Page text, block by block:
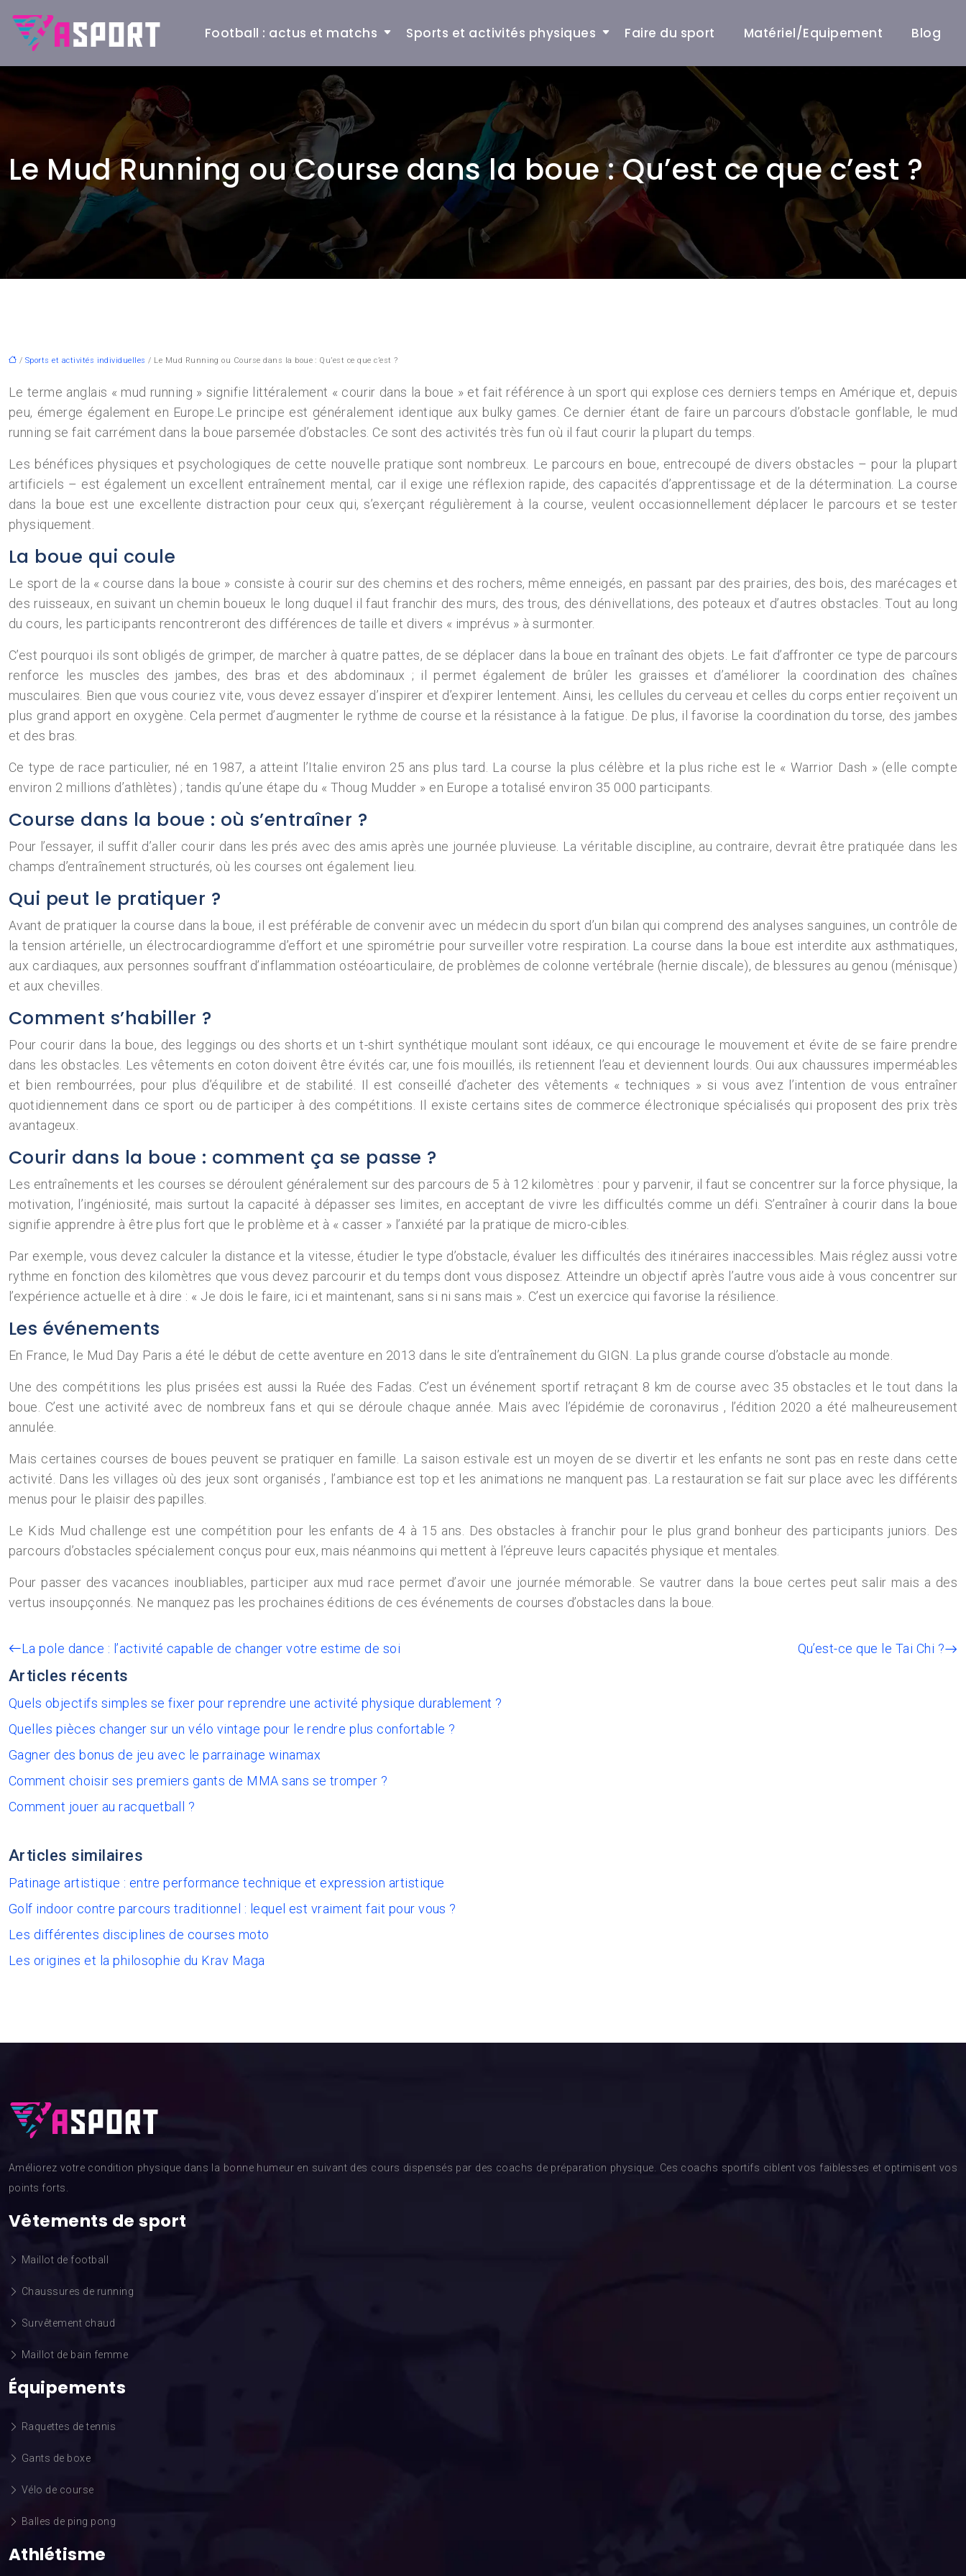
Football : actus et matchs Sports et activités physiques Faire du sport Matériel/Equipement Blog
Le Mud Running ou Course dans la boue : Qu’est ce que c’est ?
/ Sports et activités individuelles / Le Mud Running ou Course dans la boue : Qu’est ce que c’est ?
Le terme anglais « mud running » signifie littéralement « courir dans la boue » et fait référence à un sport qui explose ces derniers temps en Amérique et, depuis
peu, émerge également en Europe.Le principe est généralement identique aux bulky games. Ce dernier étant de faire un parcours d’obstacle gonflable, le mud
running se fait carrément dans la boue parsemée d’obstacles. Ce sont des activités très fun où il faut courir la plupart du temps.
Les bénéfices physiques et psychologiques de cette nouvelle pratique sont nombreux. Le parcours en boue, entrecoupé de divers obstacles – pour la plupart
artificiels – est également un excellent entraînement mental, car il exige une réflexion rapide, des capacités d’apprentissage et de la détermination. La course
dans la boue est une excellente distraction pour ceux qui, s’exerçant régulièrement à la course, veulent occasionnellement déplacer le parcours et se tester
physiquement.
La boue qui coule
Le sport de la « course dans la boue » consiste à courir sur des chemins et des rochers, même enneigés, en passant par des prairies, des bois, des marécages et
des ruisseaux, en suivant un chemin boueux le long duquel il faut franchir des murs, des trous, des dénivellations, des poteaux et d’autres obstacles. Tout au long
du cours, les participants rencontreront des différences de taille et divers « imprévus » à surmonter.
C’est pourquoi ils sont obligés de grimper, de marcher à quatre pattes, de se déplacer dans la boue en traînant des objets. Le fait d’affronter ce type de parcours
renforce les muscles des jambes, des bras et des abdominaux ; il permet également de brûler les graisses et d’améliorer la coordination des chaînes
musculaires. Bien que vous couriez vite, vous devez essayer d’inspirer et d’expirer lentement. Ainsi, les cellules du cerveau et celles du corps entier reçoivent un
plus grand apport en oxygène. Cela permet d’augmenter le rythme de course et la résistance à la fatigue. De plus, il favorise la coordination du torse, des jambes
et des bras.
Ce type de race particulier, né en 1987, a atteint l’Italie environ 25 ans plus tard. La course la plus célèbre et la plus riche est le « Warrior Dash » (elle compte
environ 2 millions d’athlètes) ; tandis qu’une étape du « Thoug Mudder » en Europe a totalisé environ 35 000 participants.
Course dans la boue : où s’entraîner ?
Pour l’essayer, il suffit d’aller courir dans les prés avec des amis après une journée pluvieuse. La véritable discipline, au contraire, devrait être pratiquée dans les
champs d’entraînement structurés, où les courses ont également lieu.
Qui peut le pratiquer ?
Avant de pratiquer la course dans la boue, il est préférable de convenir avec un médecin du sport d’un bilan qui comprend des analyses sanguines, un contrôle de
la tension artérielle, un électrocardiogramme d’effort et une spirométrie pour surveiller votre respiration. La course dans la boue est interdite aux asthmatiques,
aux cardiaques, aux personnes souffrant d’inflammation ostéoarticulaire, de problèmes de colonne vertébrale (hernie discale), de blessures au genou (ménisque)
et aux chevilles.
Comment s’habiller ?
Pour courir dans la boue, des leggings ou des shorts et un t-shirt synthétique moulant sont idéaux, ce qui encourage le mouvement et évite de se faire prendre
dans les obstacles. Les vêtements en coton doivent être évités car, une fois mouillés, ils retiennent l’eau et deviennent lourds. Oui aux chaussures imperméables
et bien rembourrées, pour plus d’équilibre et de stabilité. Il est conseillé d’acheter des vêtements « techniques » si vous avez l’intention de vous entraîner
quotidiennement dans ce sport ou de participer à des compétitions. Il existe certains sites de commerce électronique spécialisés qui proposent des prix très
avantageux.
Courir dans la boue : comment ça se passe ?
Les entraînements et les courses se déroulent généralement sur des parcours de 5 à 12 kilomètres : pour y parvenir, il faut se concentrer sur la force physique, la
motivation, l’ingéniosité, mais surtout la capacité à dépasser ses limites, en acceptant de vivre les difficultés comme un défi. S’entraîner à courir dans la boue
signifie apprendre à être plus fort que le problème et à « casser » l’anxiété par la pratique de micro-cibles.
Par exemple, vous devez calculer la distance et la vitesse, étudier le type d’obstacle, évaluer les difficultés des itinéraires inaccessibles. Mais réglez aussi votre
rythme en fonction des kilomètres que vous devez parcourir et du temps dont vous disposez. Atteindre un objectif après l’autre vous aide à vous concentrer sur
l’expérience actuelle et à dire : « Je dois le faire, ici et maintenant, sans si ni sans mais ». C’est un exercice qui favorise la résilience.
Les événements
En France, le Mud Day Paris a été le début de cette aventure en 2013 dans le site d’entraînement du GIGN. La plus grande course d’obstacle au monde.
Une des compétitions les plus prisées est aussi la Ruée des Fadas. C’est un événement sportif retraçant 8 km de course avec 35 obstacles et le tout dans la
boue. C’est une activité avec de nombreux fans et qui se déroule chaque année. Mais avec l’épidémie de coronavirus , l’édition 2020 a été malheureusement
annulée.
Mais certaines courses de boues peuvent se pratiquer en famille. La saison estivale est un moyen de se divertir et les enfants ne sont pas en reste dans cette
activité. Dans les villages où des jeux sont organisés , l’ambiance est top et les animations ne manquent pas. La restauration se fait sur place avec les différents
menus pour le plaisir des papilles.
Le Kids Mud challenge est une compétition pour les enfants de 4 à 15 ans. Des obstacles à franchir pour le plus grand bonheur des participants juniors. Des
parcours d’obstacles spécialement conçus pour eux, mais néanmoins qui mettent à l’épreuve leurs capacités physique et mentales.
Pour passer des vacances inoubliables, participer aux mud race permet d’avoir une journée mémorable. Se vautrer dans la boue certes peut salir mais a des
vertus insoupçonnés. Ne manquez pas les prochaines éditions de ces événements de courses d’obstacles dans la boue.
La pole dance : l’activité capable de changer votre estime de soi Qu’est-ce que le Tai Chi ?
Articles récents
Quels objectifs simples se fixer pour reprendre une activité physique durablement ?
Quelles pièces changer sur un vélo vintage pour le rendre plus confortable ?
Gagner des bonus de jeu avec le parrainage winamax
Comment choisir ses premiers gants de MMA sans se tromper ?
Comment jouer au racquetball ?
Articles similaires
Patinage artistique : entre performance technique et expression artistique
Golf indoor contre parcours traditionnel : lequel est vraiment fait pour vous ?
Les différentes disciplines de courses moto
Les origines et la philosophie du Krav Maga
Améliorez votre condition physique dans la bonne humeur en suivant des cours dispensés par des coachs de préparation physique. Ces coachs sportifs ciblent vos faiblesses et optimisent vos
points forts.
Vêtements de sport
Maillot de football
Chaussures de running
Survêtement chaud
Maillot de bain femme
Équipements
Raquettes de tennis
Gants de boxe
Vélo de course
Balles de ping pong
Athlétisme